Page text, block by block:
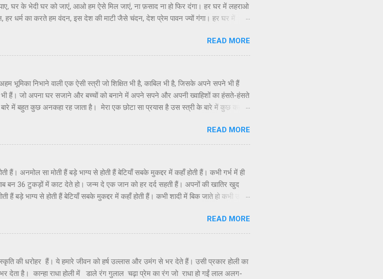
घर के भेदी घर को जाएं, आओ हम ऐसे मिल जाएं, ना फ़साद ना हो फिर दंगा। हर घर में लहराओ
हर धर्म का करते हम वंदन, इस देश की माटी जैसे चंदन, देश प्रेम पावन ज्यों गंगा। हर घर में
READ MORE
भूमिका निभाने वाली एक ऐसी स्त्री जो शिक्षित भी है, काबिल भी है, जिसके अपने सपने भी हैं
जो अपना घर सजाने और बच्चों को बनाने में अपने सपने और अपनी ख्वाहिशों का हंसते-हंसते
में बहुत कुछ अनकहा रह जाता है। मेरा एक छोटा सा प्रयास है उस स्त्री के बारे में कुछ कहने
झूल गई। अपनों की परवाह करने में, वह खुद खुद को ही भूल गई। दूर पास के रिश्ते में महंगा राशन
वो उलझी रहती है खाली रहती हो, क्या करती हो? ताने सुनती रहती है। तानों के ताने-बाने में
पगार नहीं, उसका कोई इतवार नहीं। पुरुषों से ज...
READ MORE
हैं। अनमोल सा मोती हैं बड़े भाग्य से होती हैं बेटियाँ सबके मुकद्दर में कहाँ होती हैं। कभी गर्भ में ही
बन 36 टुकड़ों में काट देते हो। जन्म दे एक जान को हर दर्द सहती हैं। अपनों की खातिर खुद
हैं बड़े भाग्य से होती हैं बेटियाँ सबके मुकद्दर में कहाँ होती हैं। कभी शादी में बिक जाते हो कभी उन
हो उसकी किस्मत कहाँ होती है। अनमोल सा मोती हैं बड़े भाग्य से होती हैं बेटियाँ सबके मुकद्दर में
Hindi Kavita- Betiyan
READ MORE
की धरोहर हैं। ये हमारे जीवन को हर्ष उल्लास और उमंग से भर देते हैं। उसी प्रकार होली का
देता है। कान्हा राधा होली में डाले रंग गुलाल चढ़ा प्रेम का रंग जो राधा हो गईं लाल अलग-